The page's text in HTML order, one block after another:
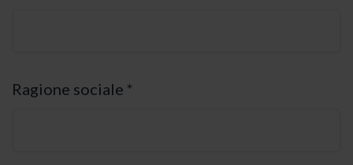
Ragione sociale *